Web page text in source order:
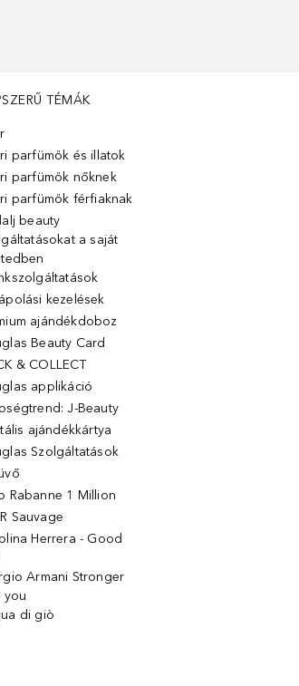
TÉMÁK
parfümök és illatok
parfümök nőknek
parfümök férfiaknak
beauty
a saját
kezelések
ajándékdoboz
Beauty Card
& COLLECT
applikáció
J-Beauty
ajándékkártya
Szolgáltatások
Rabanne 1 Million
Sauvage
Herrera - Good
Armani Stronger
you
di giò